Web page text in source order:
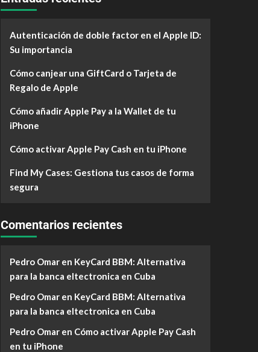
Autenticación de doble factor en el Apple ID:
Su importancia
Cómo canjear una GiftCard o Tarjeta de
Regalo de Apple
Cómo añadir Apple Pay a la Wallet de tu
iPhone
Cómo activar Apple Pay Cash en tu iPhone
Find My Cases: Gestiona tus casos de forma
segura
Comentarios recientes
Pedro Omaren KeyCard BBM: Alternativa
para la banca eltectronica en Cuba
Pedro Omaren KeyCard BBM: Alternativa
para la banca eltectronica en Cuba
Pedro Omaren Cómo activar Apple Pay Cash
en tu iPhone